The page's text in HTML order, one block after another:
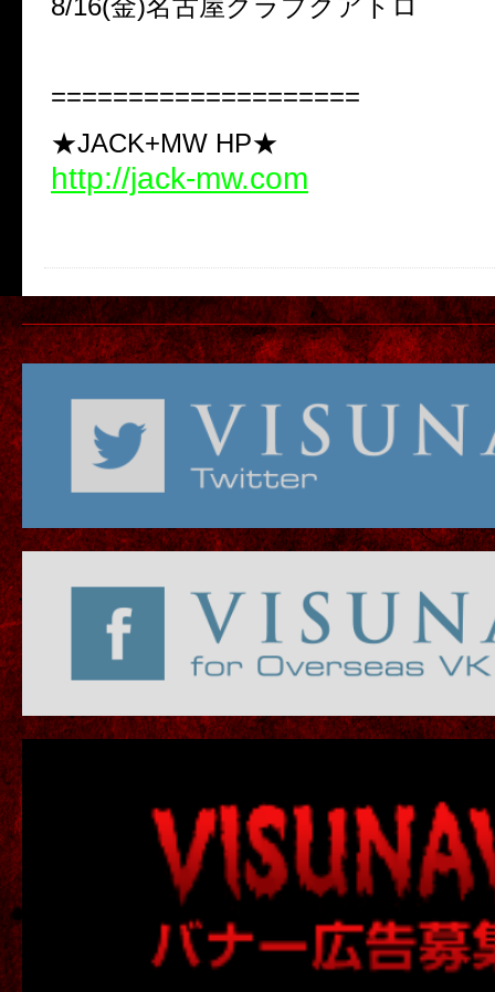
8/16(金)名古屋クラブクアトロ
====================
★JACK+MW HP★
http://jack-mw.com